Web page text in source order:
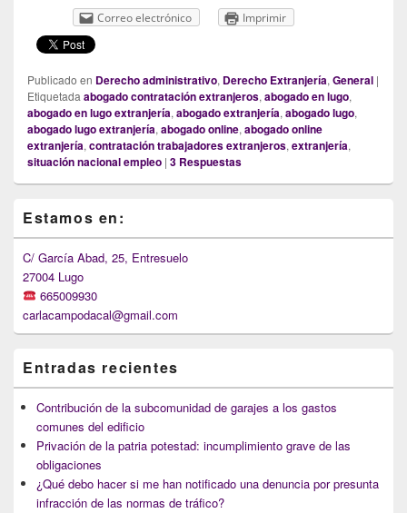
Correo electrónico Imprimir
Publicado en Derecho administrativo, Derecho Extranjería, General |
Etiquetada abogado contratación extranjeros, abogado en lugo,
abogado en lugo extranjería, abogado extranjería, abogado lugo,
abogado lugo extranjería, abogado online, abogado online
extranjería, contratación trabajadores extranjeros, extranjería,
situación nacional empleo | 3 Respuestas
Sidebar
Widget
Area
Estamos en:
C/ García Abad, 25, Entresuelo
27004 Lugo
665009930
carlacampodacal@gmail.com
Entradas recientes
Contribución de la subcomunidad de garajes a los gastos
comunes del edificio
Privación de la patria potestad: incumplimiento grave de las
obligaciones
¿Qué debo hacer si me han notificado una denuncia por presunta
infracción de las normas de tráfico?